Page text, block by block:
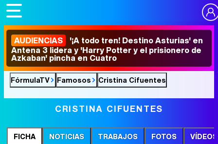
AUDIENCIAS '¡A todo tren! Destino Asturias' en
Antena 3 lidera y 'Harry Potter y el prisionero de
Azkaban' pincha en Cuatro
FórmulaTV Famosos Cristina Cifuentes
CRISTINA CIFUENTES
FICHA NOTICIAS TRABAJOS FOTOS VÍDEOS